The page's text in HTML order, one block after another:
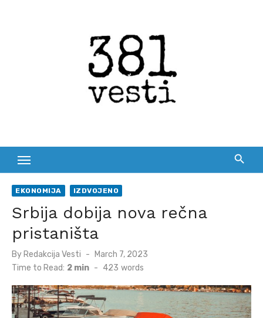
EKONOMIJA IZDVOJENO
Srbija dobija nova rečna
pristaništa
By Redakcija Vesti
Posted
March 7, 2023
Time to Read: 2 min - 423 words